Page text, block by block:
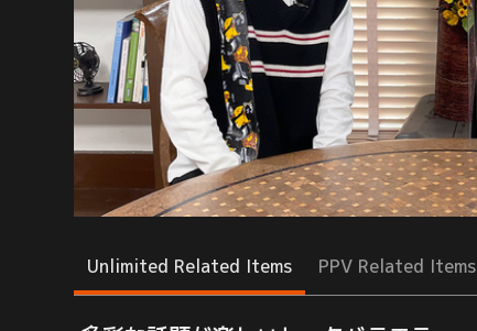
Unlimited Related Items PPV Related Items